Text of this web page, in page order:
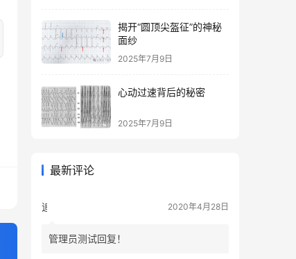
揭开“圆顶尖盔征”的神秘
面纱
2025年7月9日
心动过速背后的秘密
2025年7月9日
最新评论
2020年4月28日
管理员测试回复！